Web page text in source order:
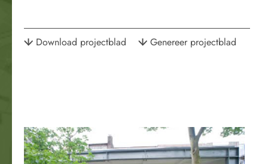
Download projectblad Genereer projectblad